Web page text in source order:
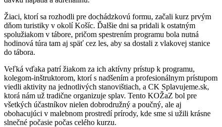
Žiaci, ktorí sa rozhodli pre dochádzkovú formu, začali kurz prvým
dňom turistiky v okolí Košíc. Ďalšie dni sa pridali k ostatným
spolužiakom v tábore, pričom spestrením programu bola nutná
hodinová túra tam aj späť cez les, aby sa dostali z vlakovej stanice
do tábora.
Veľká vďaka patrí žiakom za ich aktívny prístup k programu,
kolegom-inštruktorom, ktorí s nadšením a profesionálnym prístupom
viedli aktivity na jednotlivých stanovištiach, a CK Splavujeme.sk,
ktorá nám už tradične organizuje splav. Tento KOŽaZ bol pre
všetkých účastníkov nielen dobrodružný a poučný, ale aj
obohacujúci v malebnom prostredí prírody, kde sme si užili krásne
slnečné počasie počas celého kurzu.